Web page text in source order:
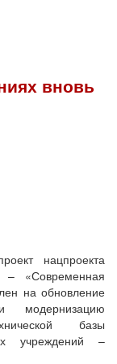
вновь
нацпроекта
– «Современная
на обновление
модернизацию
базы
учреждений –